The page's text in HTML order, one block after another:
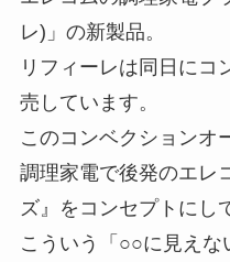
レ)」の新製品。
リフィーレは同日にコ
売しています。
このコンベクションオ
調理家電で後発のエレ
ズ』をコンセプトにし
こういう「○○に見え